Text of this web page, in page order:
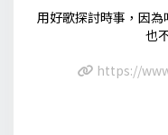
用好歌探討時事，因為
也
https://